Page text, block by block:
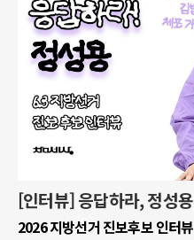
[인터뷰] 응답하라, 정성
2026 지방선거 진보후보 인터